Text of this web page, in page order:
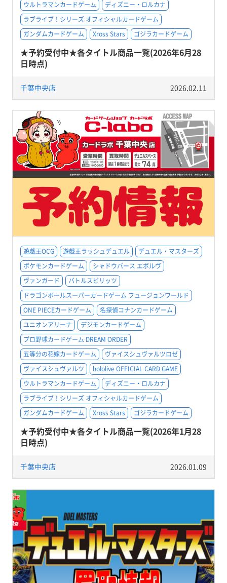
ウルトラマンカードゲーム
ディズニー・ロルカナ
ラブライブ！シリーズ オフィシャルカードゲーム
ガンダムカードゲーム
Xross Stars ゴジラカードゲーム
★予約受付中★各タイトル商品一覧(2026年6月28
日時点)
千葉中央店 2026.02.11
遊戯王OCG 遊戯王ラッシュデュエル
デュエル・マスターズ
ポケモンカードゲーム
シャドウバース エボルヴ
ヴァンガード
バトルスピリッツ
ドラゴンボールスーパーカードゲーム フュージョンワールド
ONE PIECEカードゲーム
名探偵コナンカードゲーム
ユニオンアリーナ
デジモンカードゲーム
プロ野球カードゲーム DREAM ORDER
五等分の花嫁カードゲーム
ヴァイスシュヴァルツロゼ
ヴァイスシュヴァルツ
hololive OFFICIAL CARD GAME
ウルトラマンカードゲーム
ディズニー・ロルカナ
ラブライブ！シリーズ オフィシャルカードゲーム
ガンダムカードゲーム
Xross Stars ゴジラカードゲーム
★予約受付中★各タイトル商品一覧(2026年1月28
日時点)
千葉中央店 2026.01.09